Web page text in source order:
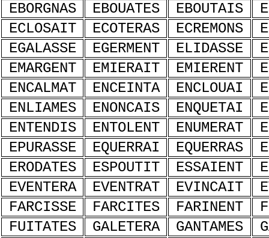
EBORGNAS
EBOUATES EBOUTAIS
ECLOSAIT
ECOTERAS ECREMONS
EGALASSE
EGERMENT ELIDASSE
EMARGENT
EMIERAIT EMIERENT
ENCALMAT
ENCEINTA ENCLOUAI
ENLIAMES
ENONCAIS ENQUETAI
ENTENDIS
ENTOLENT ENUMERAT
EPURASSE
EQUERRAI EQUERRAS
ERODATES
ESPOUTIT ESSAIENT
EVENTERA
EVENTRAT EVINCAIT
FARCISSE
FARCITES FARINENT
FUITATES
GALETERA GANTAMES